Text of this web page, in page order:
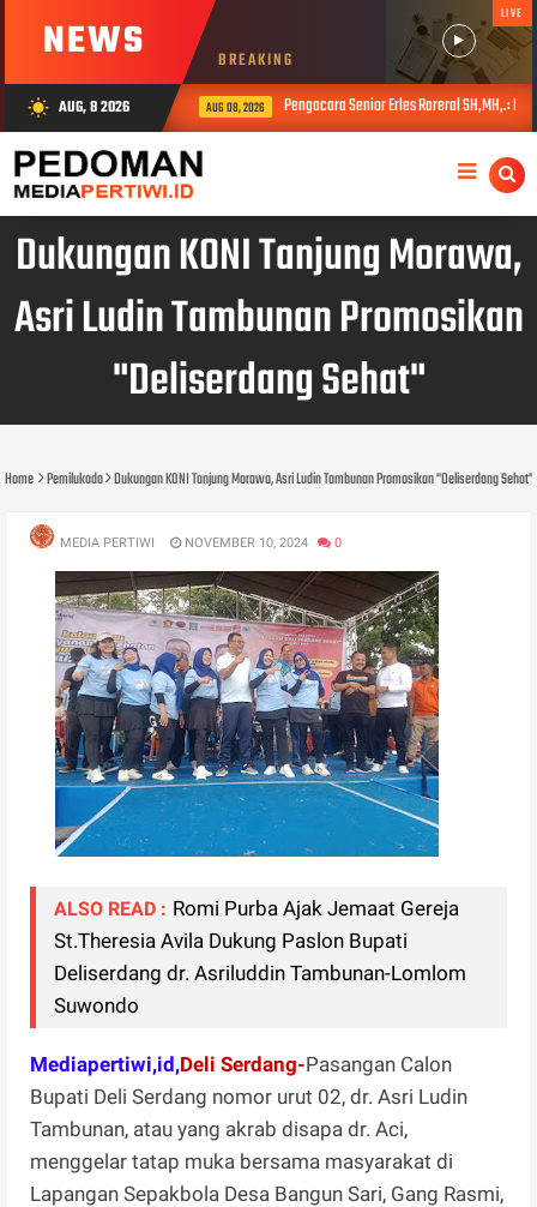
NEWS BREAKING
LIVE
wb_sunny AUG, 8 2026 AUG 08, 2026 Pengacara Senior Erles Rareral SH,MH,.: Perlu
Dukungan KONI Tanjung Morawa,
Asri Ludin Tambunan Promosikan
"Deliserdang Sehat"
Home Pemilukada Dukungan KONI Tanjung Morawa, Asri Ludin Tambunan Promosikan "Deliserdang Sehat"
MEDIA PERTIWI NOVEMBER 10, 2024 0
ALSO READ : Romi Purba Ajak Jemaat Gereja
St.Theresia Avila Dukung Paslon Bupati
Deliserdang dr. Asriluddin Tambunan-Lomlom
Suwondo
Mediapertiwi,id,Deli Serdang-Pasangan Calon
Bupati Deli Serdang nomor urut 02, dr. Asri Ludin
Tambunan, atau yang akrab disapa dr. Aci,
menggelar tatap muka bersama masyarakat di
Lapangan Sepakbola Desa Bangun Sari, Gang Rasmi,